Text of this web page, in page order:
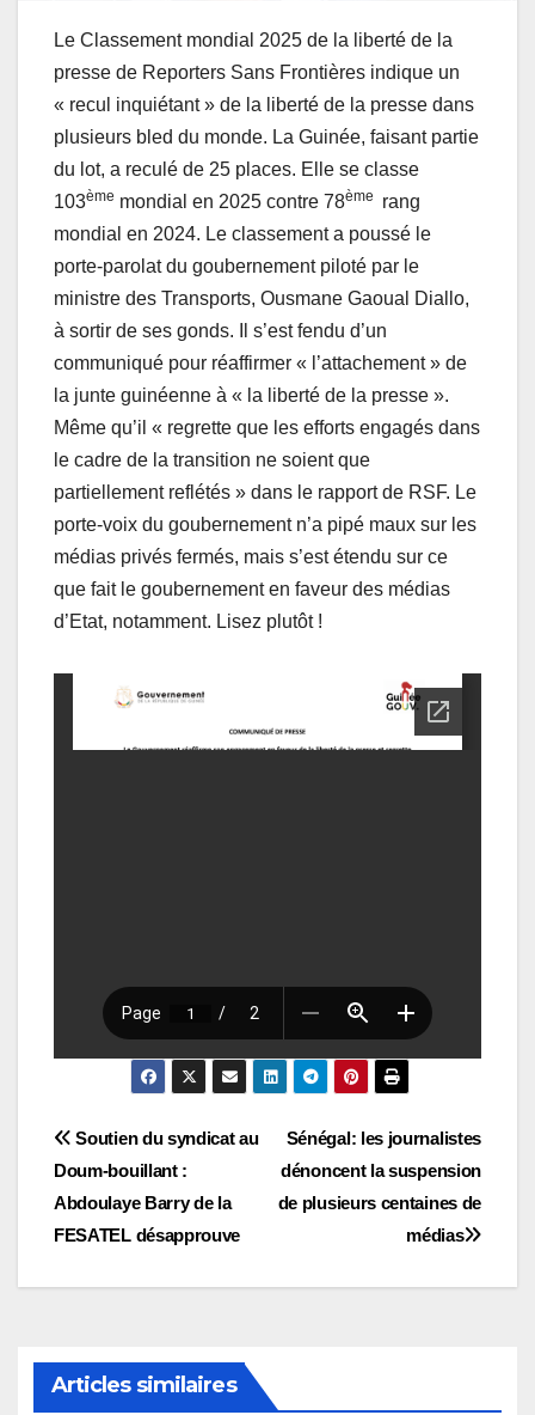
Le Classement mondial 2025 de la liberté de la
presse de Reporters Sans Frontières indique un
« recul inquiétant » de la liberté de la presse dans
plusieurs bled du monde. La Guinée, faisant partie
du lot, a reculé de 25 places. Elle se classe
103ème mondial en 2025 contre 78ème
rang
mondial en 2024. Le classement a poussé le
porte-parolat du goubernement piloté par le
ministre des Transports, Ousmane Gaoual Diallo,
à sortir de ses gonds. Il s’est fendu d’un
communiqué pour réaffirmer « l’attachement » de
la junte guinéenne à « la liberté de la presse ».
Même qu’il « regrette que les efforts engagés dans
le cadre de la transition ne soient que
partiellement reflétés » dans le rapport de RSF. Le
porte-voix du goubernement n’a pipé maux sur les
médias privés fermés, mais s’est étendu sur ce
que fait le goubernement en faveur des médias
d’Etat, notamment. Lisez plutôt !
Navigation
de
l’article
Sénégal: les journalistes
dénoncent la suspension
de plusieurs centaines de
médias
Soutien du syndicat au
Doum-bouillant :
Abdoulaye Barry de la
FESATEL désapprouve
Articles similaires